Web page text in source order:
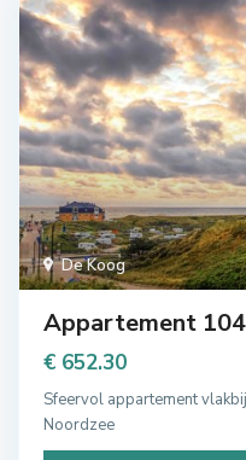
De Koog
Appartement
€ 652.30
Sfeervol appartement
Noordzee